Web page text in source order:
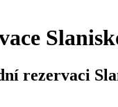
rezervaci